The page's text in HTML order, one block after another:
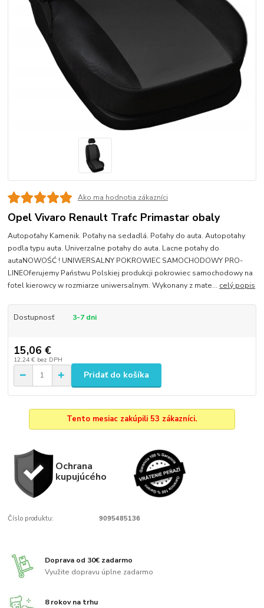
Ako ma hodnotia zákazníci
Opel Vivaro Renault Trafc Primastar obaly
Autopoťahy Kamenik. Poťahy na sedadlá. Poťahy do auta. Autopotahy
podla typu auta. Univerzalne potahy do auta. Lacne potahy do
autaNOWOŚĆ ! UNIWERSALNY POKROWIEC SAMOCHODOWY PRO-
LINEOferujemy Państwu Polskiej produkcji pokrowiec samochodowy na
fotel kierowcy w rozmiarze uniwersalnym. Wykonany z mate... celý popis
Dostupnosť 3-7 dni
15,06 €
12,24 € bez DPH
Pridať do košíka
Tento mesiac zakúpili 53 zákazníci.
Ochrana
kupujúcého
Číslo produktu: 9095485136
Doprava od 30€ zadarmo
Využite dopravu úplne zadarmo
8 rokov na trhu